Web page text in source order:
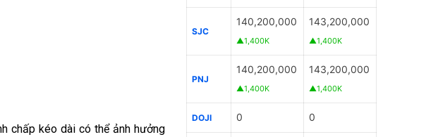
chấp kéo dài có thể ảnh hưởng
SJC
140,200,000
▲1,400K
143,200,000
▲1,400K
PNJ
140,200,000
▲1,400K
143,200,000
▲1,400K
DOJI 0 0